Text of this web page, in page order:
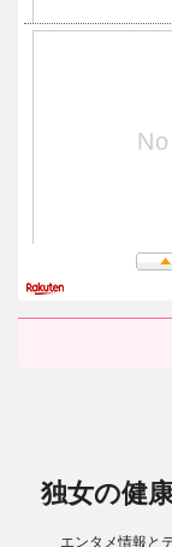
独女の健
エンタメ情報と